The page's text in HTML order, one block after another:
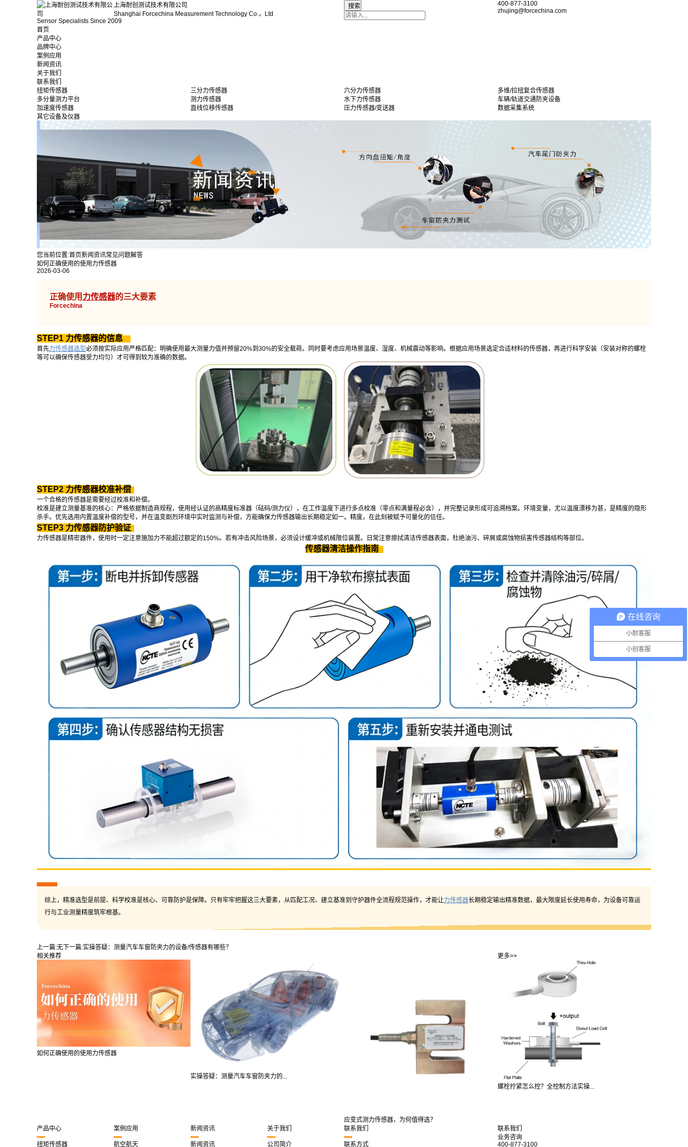
上海耐创测试技术有限公司
Shanghai Forcechina Measurement Technology Co.，Ltd
Sensor Specialists Since 2009
400-877-3100
zhujing@forcechina.com
首页
产品中心
品牌中心
案例应用
新闻资讯
关于我们
联系我们
扭矩传感器
三分力传感器 六分力传感器
多维/拉扭复合传感器
多分量测力平台
测力传感器 水下力传感器
车辆/轨道交通防夹设备
加速度传感器
直线位移传感器 压力传感器/变送器
数据采集系统
其它设备及仪器
您当前位置:首页新闻资讯常见问题解答
如何正确使用的使用力传感器
2026-03-06
正确使用 力传感器的三大要素
Forcechina
STEP1 力传感器的信息
首先力传感器选型必须按实际应用严格匹配：明确使用最大测量力值并预留20%到30%的安全载荷。同时要考虑应用场景温度、湿度、机械震动等影响。根据应用场景选定合适材料的传感器，再进行科学安装（安装对称的螺栓
等可以确保传感器受力均匀）才可得到较为准确的数据。
STEP2 力传感器校准补偿
一个合格的传感器是需要经过校准和补偿。
校准是建立测量基准的核心：严格依据制造商规程，使用经认证的高精度标准器（砝码/测力仪），在工作温度下进行多点校准（零点和满量程必含），并完整记录形成可追溯档案。环境变量，尤以温度漂移为甚，是精度的隐形
杀手。优先选用内置温度补偿的型号，并在温变剧烈环境中实时监测与补偿，方能确保力传感器输出长期稳定如一。精度，在此刻被赋予可量化的信任。
STEP3 力传感器防护验证
力传感器是精密器件，使用时一定注意施加力不能超过额定的150%。若有冲击风险场景，必须设计缓冲或机械限位装置。日常注意擦拭清洁传感器表面，杜绝油污、碎屑或腐蚀物损害传感器结构等部位。
传感器清洁操作指南
综上，精准选型是前提、科学校准是核心、可靠防护是保障。只有牢牢把握这三大要素，从匹配工况、建立基准到守护器件全流程规范操作，才能让力传感器长期稳定输出精准数据，最大限度延长使用寿命，为设备可靠运
行与工业测量精度筑牢根基。
上一篇:无 下一篇:实操答疑：测量汽车车窗防夹力的设备/传感器有哪些？
相关推荐
更多>>
如何正确使用的使用力传感器
实操答疑：测量汽车车窗防夹力的...
应变式测力传感器，为何值得选？
螺栓拧紧怎么控？全控制方法实操...
产品中心
扭矩传感器
案例应用
航空航天
新闻资讯
新闻资讯
关于我们
公司简介
联系我们
联系方式
联系我们
业务咨询
400-877-3100
在线咨询
小耐客服
小创客服